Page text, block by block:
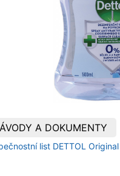
A DOKUMENTY
list DETTOL